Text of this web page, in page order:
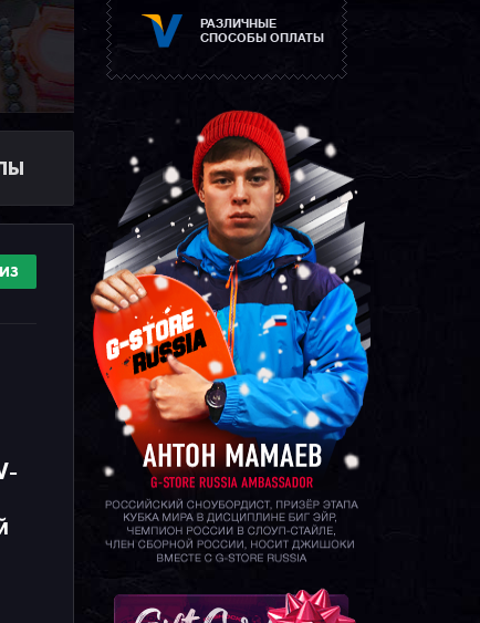
РАЗЛИЧНЫЕ
СПОСОБЫ ОПЛАТЫ